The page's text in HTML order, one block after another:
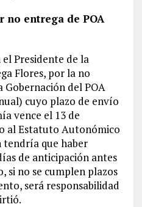
no entrega de POA
Presidente de la
Flores, por la no
del POA
cuyo plazo de envío
vence el 13 de
al Estatuto Autonómico
tendría que haber
de anticipación antes
si no se cumplen plazos
será responsabilidad